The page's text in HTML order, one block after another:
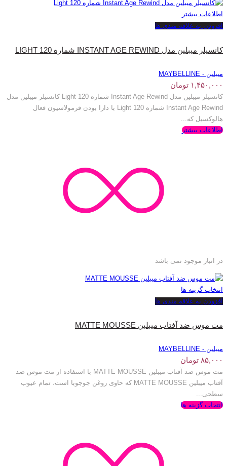
اطلاعات بیشتر
افزودن به علاقه مندی ها
کانسیلر میبلین مدل INSTANT AGE REWIND شماره LIGHT 120
میبلین - MAYBELLINE
۱,۴۵۰,۰۰۰ تومان
کانسیلر میبلین مدل Instant Age Rewind شماره Light 120 کانسیلر میبلین مدل
Instant Age Rewind شماره Light 120 با دارا بودن فرمولاسیون فعال
هالوکسیل که...
اطلاعات بیشتر
در انبار موجود نمی باشد
انتخاب گزینه ها
افزودن به علاقه مندی ها
مت موس ضد آفتاب میبلین MATTE MOUSSE
میبلین - MAYBELLINE
۸۵,۰۰۰ تومان
مت موس ضد آفتاب میبلین MATTE MOUSSE با استفاده از مت موس ضد
آفتاب میبلین MATTE MOUSSE که حاوی روغن جوجوبا است، تمام عیوب
سطحی...
انتخاب گزینه ها